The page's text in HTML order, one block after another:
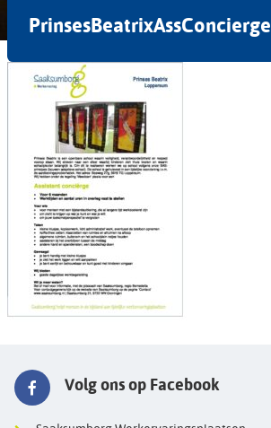
PrinsesBeatrixAssConcierge
Volg ons op Facebook